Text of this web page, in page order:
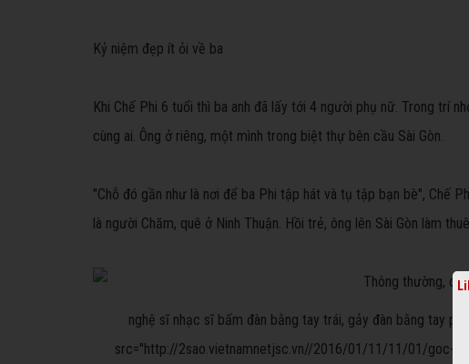
Kỷ niệm đẹp ít ỏi về ba
Khi Chế Phi 6 tuổi thì ba anh đã lấy tới 4 người phụ nữ. Trong trí
cùng ai. Ông ở riêng, một mình trong biệt thự bên cầu Sài Gòn.
"Chỗ đó gần như là nơi để ba Phi tập hát và tụ tập bạn bè", Chế
là người Chăm, quê ở Ninh Thuận. Hồi trẻ, ông lên Sài Gòn làm
nghệ sĩnhạc sĩ bấm đàn bằng tay trái, gảy đàn bằng tay
src="http://2sao.vietnamnetjsc.vn//2016/01/11/11/01/goc-